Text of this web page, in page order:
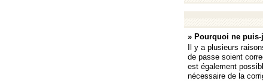
» Pourquoi ne
Il y a plusieurs
de passe soient
est également
nécessaire de la